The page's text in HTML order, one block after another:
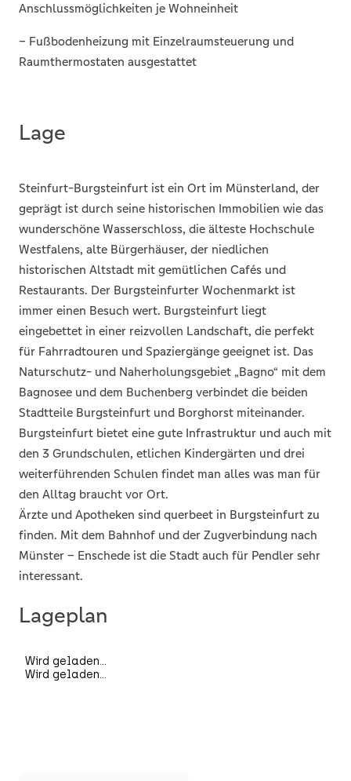
Anschlussmöglichkeiten je Wohneinheit
– Fußbodenheizung mit Einzelraumsteuerung und
Raumthermostaten ausgestattet
Lage
Steinfurt-Burgsteinfurt ist ein Ort im Münsterland, der
geprägt ist durch seine historischen Immobilien wie das
wunderschöne Wasserschloss, die älteste Hochschule
Westfalens, alte Bürgerhäuser, der niedlichen
historischen Altstadt mit gemütlichen Cafés und
Restaurants. Der Burgsteinfurter Wochenmarkt ist
immer einen Besuch wert. Burgsteinfurt liegt
eingebettet in einer reizvollen Landschaft, die perfekt
für Fahrradtouren und Spaziergänge geeignet ist. Das
Naturschutz- und Naherholungsgebiet „Bagno“ mit dem
Bagnosee und dem Buchenberg verbindet die beiden
Stadtteile Burgsteinfurt und Borghorst miteinander.
Burgsteinfurt bietet eine gute Infrastruktur und auch mit
den 3 Grundschulen, etlichen Kindergärten und drei
weiterführenden Schulen findet man alles was man für
den Alltag braucht vor Ort.
Ärzte und Apotheken sind querbeet in Burgsteinfurt zu
finden. Mit dem Bahnhof und der Zugverbindung nach
Münster – Enschede ist die Stadt auch für Pendler sehr
interessant.
Lageplan